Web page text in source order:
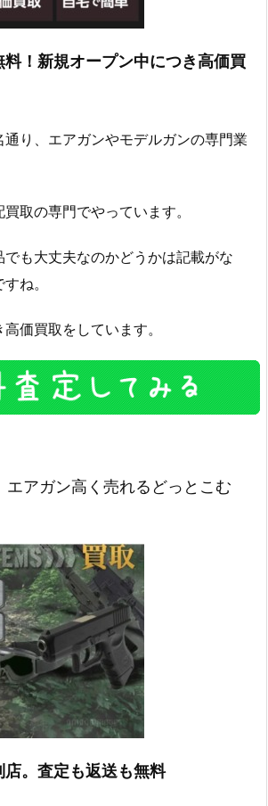
！新規オープン中につき高価買
通り、エアガンやモデルガンの専門業
取の専門でやっています。
も大丈夫なのかどうかは記載がな
ね。
価買取をしています。
エアガン高く売れるどっとこむ
。査定も返送も無料